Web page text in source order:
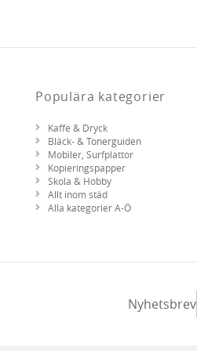
Populära kategorier
Kaffe & Dryck
Bläck- & Tonerguiden
Mobiler, Surfplattor
Kopieringspapper
Skola & Hobby
Allt inom städ
Alla kategorier A-Ö
Nyhetsbrev